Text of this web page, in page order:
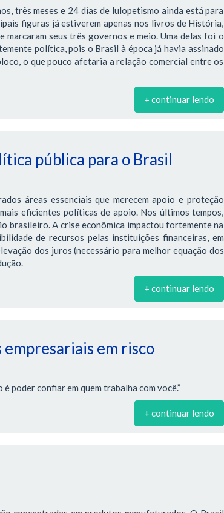
três meses e 24 dias de lulopetismo ainda está para
figuras já estiverem apenas nos livros de História,
marcaram seus três governos e meio. Uma delas foi o
política, pois o Brasil à época já havia assinado
o que pouco afetaria a relação comercial entre os
+ continuar lendo
pública para o Brasil
áreas essenciais que merecem apoio e proteção
eficientes políticas de apoio. Nos últimos tempos,
brasileiro. A crise econômica impactou fortemente na
de recursos pelas instituições financeiras, em
dos juros (necessário para melhor equação dos
+ continuar lendo
empresariais em risco
poder confiar em quem trabalha com você.”
+ continuar lendo